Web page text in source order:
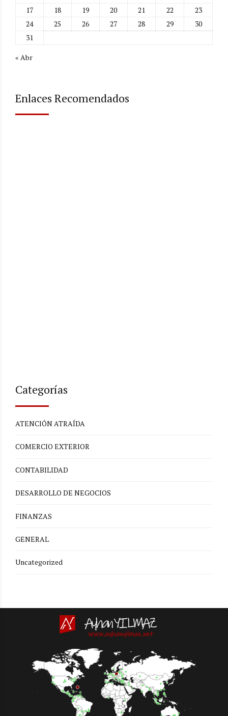
17
18 19 20 21 22
23
24
25 26 27 28 29
30
31
« Abr
Enlaces Recomendados
Categorías
ATENCIÓN ATRAÍDA
COMERCIO EXTERIOR
CONTABILIDAD
DESARROLLO DE NEGOCIOS
FINANZAS
GENERAL
Uncategorized